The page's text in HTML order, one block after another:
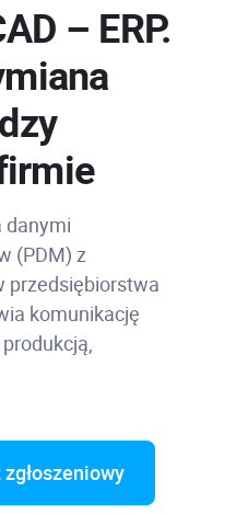
– ERP.
danymi
(PDM) z
przedsiębiorstwa
komunikację